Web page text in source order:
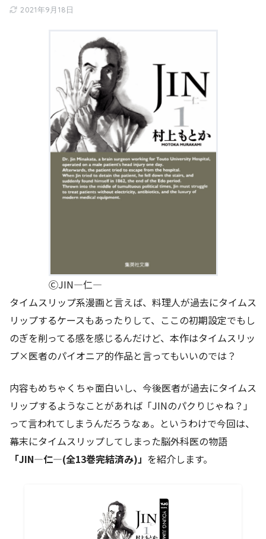
2021年9月18日
ⒸJIN―仁―
タイムスリップ系漫画と言えば、料理人が過去にタイムス
リップするケースもあったりして、ここの初期設定でもし
のぎを削ってる感を感じるんだけど、本作はタイムスリッ
プ×医者のパイオニア的作品と言ってもいいのでは？
内容もめちゃくちゃ面白いし、今後医者が過去にタイムス
リップするようなことがあれば「JINのパクりじゃね？」
って言われてしまうんだろうなぁ。というわけで今回は、
幕末にタイムスリップしてしまった脳外科医の物語
「JIN―仁―(全13巻完結済み)」 を紹介します。